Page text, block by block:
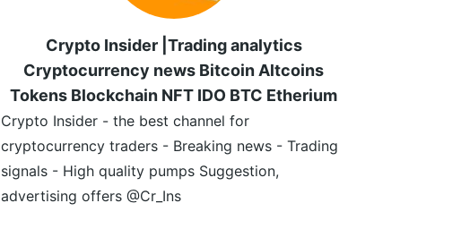
Crypto Insider |Trading analytics
Cryptocurrency news Bitcoin Altcoins
Tokens Blockchain NFT IDO BTC Etherium
Crypto Insider - the best channel for
cryptocurrency traders - Breaking news - Trading
signals - High quality pumps Suggestion,
advertising offers @Cr_Ins